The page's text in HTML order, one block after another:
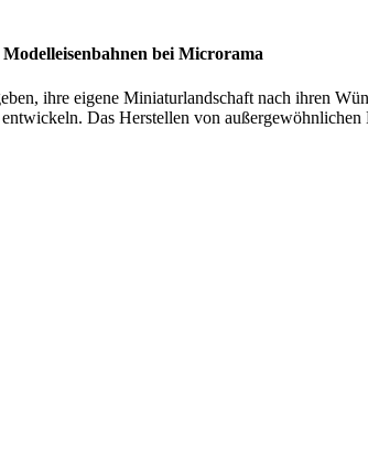
bei Microrama
ihre eigene Miniaturlandschaft nach ihren
Das Herstellen von